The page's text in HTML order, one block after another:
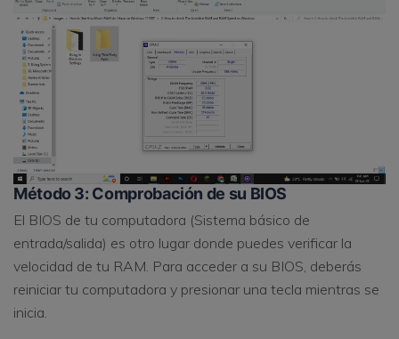
Método 3: Comprobación de su BIOS
El BIOS de tu computadora (Sistema básico de
entrada/salida) es otro lugar donde puedes verificar la
velocidad de tu RAM. Para acceder a su BIOS, deberás
reiniciar tu computadora y presionar una tecla mientras se
inicia.